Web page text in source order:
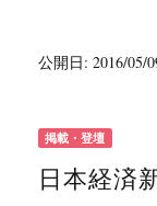
公開日: 2016/05/
掲載・登壇
日本経済